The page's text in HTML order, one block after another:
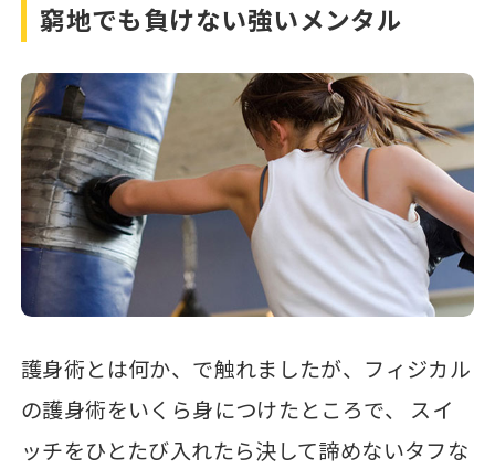
窮地でも負けない強いメンタル
護身術とは何か、で触れましたが、フィジカル
の護身術をいくら身につけたところで、 スイ
ッチをひとたび入れたら決して諦めないタフな